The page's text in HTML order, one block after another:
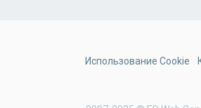
Использование Cookie